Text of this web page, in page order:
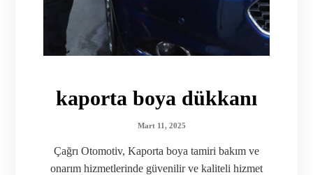
kaporta boya dükkanı
Mart 11, 2025
Çağrı Otomotiv, Kaporta boya tamiri bakım ve
onarım hizmetlerinde güvenilir ve kaliteli hizmet